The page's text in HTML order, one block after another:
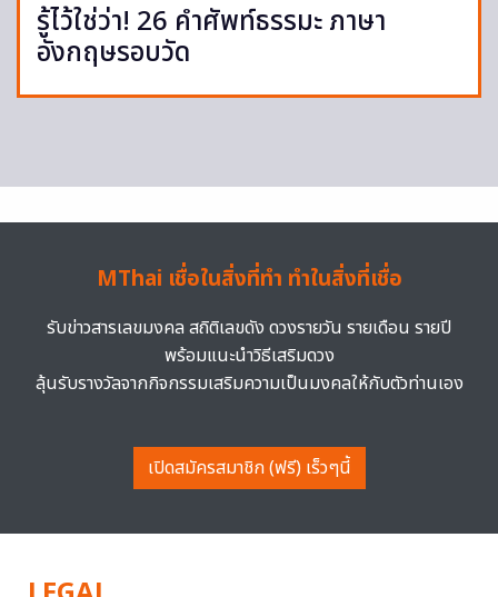
รู้ไว้ใช่ว่า! 26 คำศัพท์ธรรมะ ภาษา
อังกฤษรอบวัด
MThai เชื่อในสิ่งที่ทำ ทำในสิ่งที่เชื่อ
รับข่าวสารเลขมงคล สถิติเลขดัง ดวงรายวัน รายเดือน รายปี
พร้อมแนะนำวิธีเสริมดวง
ลุ้นรับรางวัลจากกิจกรรมเสริมความเป็นมงคลให้กับตัวท่านเอง
เปิดสมัครสมาชิก (ฟรี) เร็วๆนี้